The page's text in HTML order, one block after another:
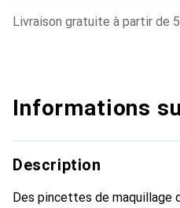
Livraison gratuite à partir de
Informations
Description
Des pincettes de